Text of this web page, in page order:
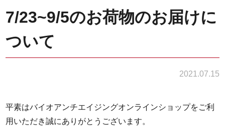
7/23~9/5のお荷物のお届けに
ついて
2021.07.15
平素はバイオアンチエイジングオンラインショップをご利
用いただき誠にありがとうございます。